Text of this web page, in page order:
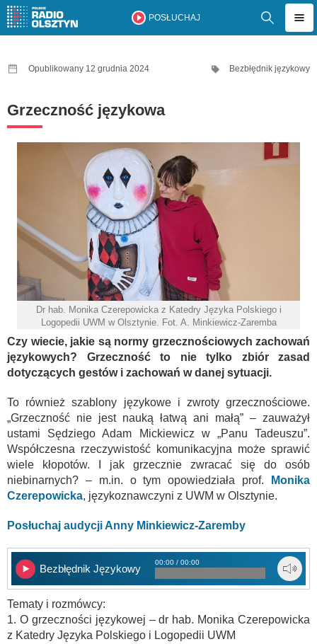
POSŁUCHAJ
Opublikowany 12 grudnia 2024 Bezbłędnik językowy
Grzeczność językowa
Dr hab. Monika Czerepowicka z Katedry Języka Polskiego i
Logopedii UWM w Olsztynie. Fot. A. Minkiewicz-Zaremba
Czy wiecie, jakie są normy grzecznościowych zachowań
językowych? Grzeczność to nie tylko zbiór zasad
dotyczących gestów i zachowań w danej sytuacji.
To również szablony językowe i zwroty grzecznościowe.
„Grzeczność nie jest nauką łatwą ani małą” – zauważył
ustami Sędziego Adam Mickiewicz w „Panu Tadeuszu”.
Współczesna rzeczywistość komunikacyjna może sprawić
wiele kłopotów. I jak grzecznie zwracać się do osób
niebinarnych? – m.in. o tym opowiedziała prof.
Monika
Czerepowicka, językoznawczyni z UWM w Olsztynie.
Posłuchaj audycji Anny Minkiewicz-Zaremby
Bezbłędnik Językowy
00:00 / 00:00
Tematy i rozmówcy:
1. O grzeczności językowej – dr hab. Monika Czerepowicka
z Katedry Języka Polskiego i Logopedii UWM